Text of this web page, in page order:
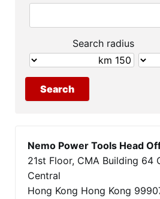
Search radius
Nemo Power Tools Head
21st Floor, CMA Building 64
Central
Hong Kong Hong Kong